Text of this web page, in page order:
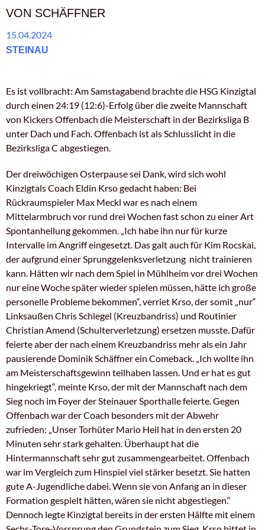
VON SCHÄFFNER
15.04.2024
STEINAU
Es ist vollbracht: Am Samstagabend brachte die HSG Kinzigtal
durch einen 24:19 (12:6)-Erfolg über die zweite Mannschaft
von Kickers Offenbach die Meisterschaft in der Bezirksliga B
unter Dach und Fach. Offenbach ist als Schlusslicht in die
Bezirksliga C abgestiegen.
Der dreiwöchigen Osterpause sei Dank, wird sich wohl
Kinzigtals Coach Eldin Krso gedacht haben: Bei
Rückraumspieler Max Meckl war es nach einem
Mittelarmbruch vor rund drei Wochen fast schon zu einer Art
Spontanheilung gekommen. „Ich habe ihn nur für kurze
Intervalle im Angriff eingesetzt. Das galt auch für Kim Rocskai,
der aufgrund einer Sprunggelenksverletzung nicht trainieren
kann. Hätten wir nach dem Spiel in Mühlheim vor drei Wochen
nur eine Woche später wieder spielen müssen, hätte ich große
personelle Probleme bekommen“, verriet Krso, der somit „nur“
Linksaußen Chris Schlegel (Kreuzbandriss) und Routinier
Christian Amend (Schulterverletzung) ersetzen musste. Dafür
feierte aber der nach einem Kreuzbandriss mehr als ein Jahr
pausierende Dominik Schäffner ein Comeback. „Ich wollte ihn
am Meisterschaftsgewinn teilhaben lassen. Und er hat es gut
hingekriegt“, meinte Krso, der mit der Mannschaft nach dem
Sieg noch im Foyer der Steinauer Sporthalle feierte. Gegen
Offenbach war der Coach besonders mit der Abwehr
zufrieden: „Unser Torhüter Mario Heil hat in den ersten 20
Minuten sehr stark gehalten. Überhaupt hat die
Hintermannschaft sehr gut zusammengearbeitet. Offenbach
war im Vergleich zum Hinspiel viel stärker besetzt. Sie hatten
gute A-Jugendliche dabei. Wenn sie von Anfang an in dieser
Formation gespielt hätten, wären sie nicht abgestiegen.“
Dennoch legte Kinzigtal bereits in der ersten Hälfte mit einem